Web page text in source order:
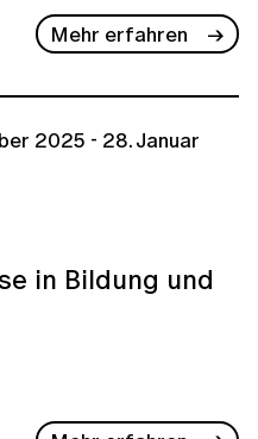
Mehr erfahren
2025 - 28. Januar
in Bildung und